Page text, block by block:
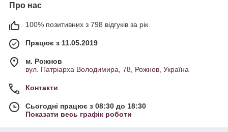
Про нас
100% позитивних з 798 відгуків за рік
Працює з 11.05.2019
м. Рожнов
вул. Патріарха Володимира, 78, Рожнов, Україна
Контакти
Сьогодні працює з 08:30 до 18:30
Показати весь графік роботи